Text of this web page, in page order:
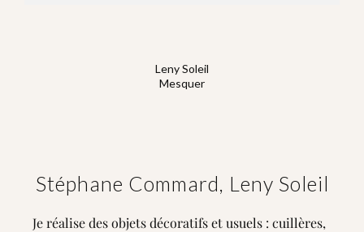
Leny Soleil
Mesquer
Stéphane Commard, Leny Soleil
Je réalise des objets décoratifs et usuels : cuillères,